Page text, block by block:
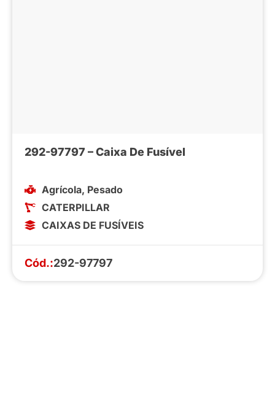
292-97797 – Caixa De Fusível
Agrícola, Pesado
CATERPILLAR
CAIXAS DE FUSÍVEIS
Cód.:292-97797